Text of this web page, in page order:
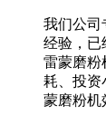
我们公司
经验，已
雷蒙磨粉
耗、投资
蒙磨粉机